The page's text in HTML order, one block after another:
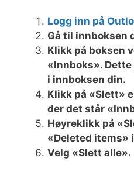
Logg inn på
Gå til innboksen
Klikk på boksen
«Innboks».
i innboksen din.
Klikk på «Slett»
der det står
Høyreklikk på
«Deleted items»
Velg «Slett alle».